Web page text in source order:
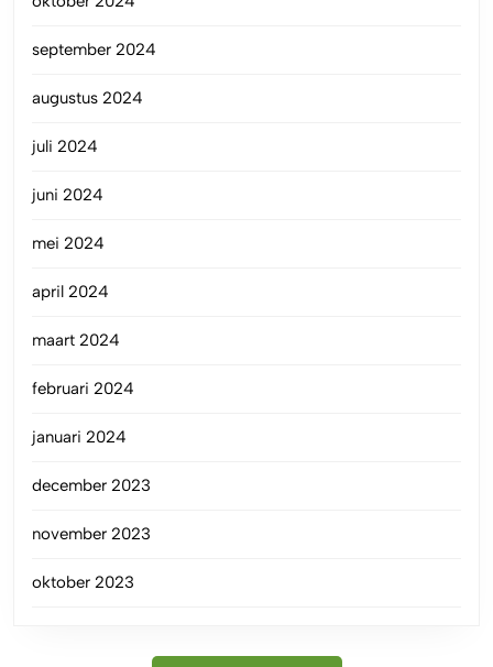
september 2024
augustus 2024
juli 2024
juni 2024
mei 2024
april 2024
maart 2024
februari 2024
januari 2024
december 2023
november 2023
oktober 2023